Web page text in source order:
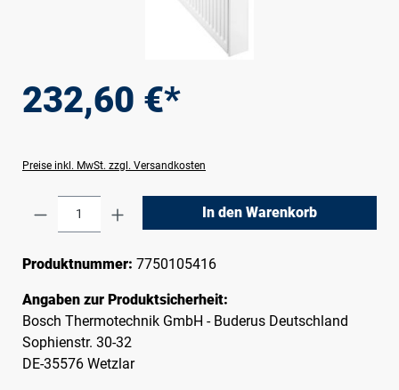
232,60 €*
Preise inkl. MwSt. zzgl. Versandkosten
Produkt Anzahl: Gib den gewünschten
In den Warenkorb
Produktnummer: 7750105416
Angaben zur Produktsicherheit:
Bosch Thermotechnik GmbH - Buderus Deutschland
Sophienstr. 30-32
DE-35576 Wetzlar